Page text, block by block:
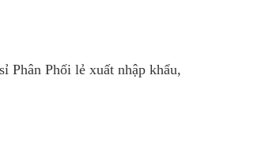
Phân Phối lẻ xuất nhập khẩu,